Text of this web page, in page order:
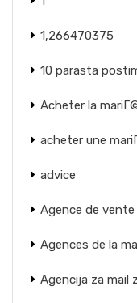
1,266470375
10 parasta
Acheter la
acheter une
advice
Agence de
Agences de la
Agencija za mail